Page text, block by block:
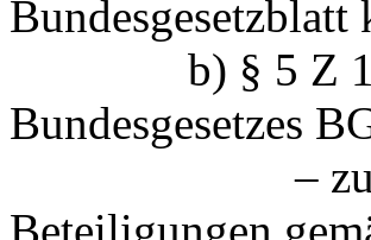
Bundesgesetzblatt
b) § 5 Z 14
Bundesgesetzes
– zum 30.